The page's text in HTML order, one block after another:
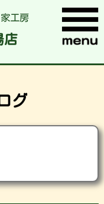
工房
店
グ